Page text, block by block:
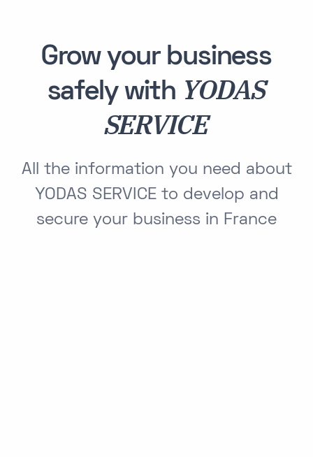
Grow your business
safely with YODAS
SERVICE
All the information you need about
YODAS SERVICE to develop and
secure your business in France